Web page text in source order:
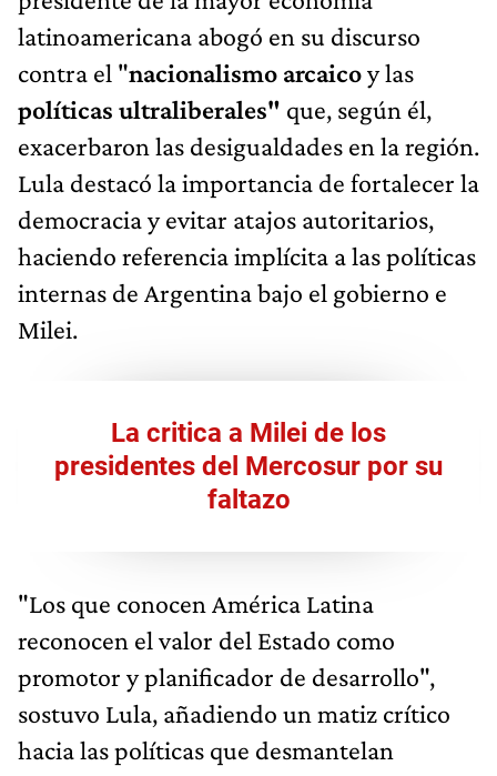
latinoamericana abogó en su discurso
contra el "nacionalismo arcaicoy las
políticas ultraliberales" que, según él,
exacerbaron las desigualdades en la región.
Lula destacó la importancia de fortalecer la
democracia y evitar atajos autoritarios,
haciendo referencia implícita a las políticas
internas de Argentina bajo el gobierno e
Milei.
La critica a Milei de los
presidentes del Mercosur por su
faltazo
"Los que conocen América Latina
reconocen el valor del Estado como
promotor y planificador de desarrollo",
sostuvo Lula, añadiendo un matiz crítico
hacia las políticas que desmantelan